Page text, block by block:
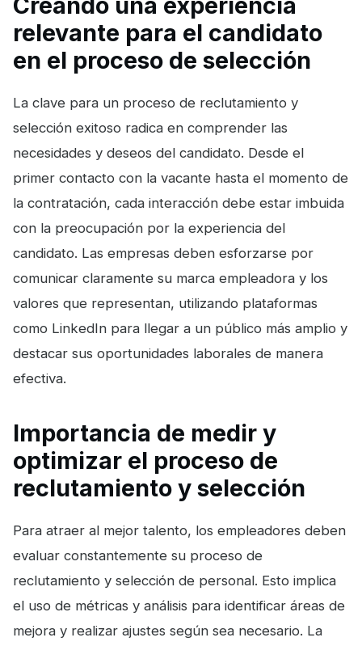
relevante para el candidato
en el proceso de selección
La clave para un proceso de reclutamiento y
selección exitoso radica en comprender las
necesidades y deseos del candidato. Desde el
primer contacto con la vacante hasta el momento de
la contratación, cada interacción debe estar imbuida
con la preocupación por la experiencia del
candidato. Las empresas deben esforzarse por
comunicar claramente su marca empleadora y los
valores que representan, utilizando plataformas
como LinkedIn para llegar a un público más amplio y
destacar sus oportunidades laborales de manera
efectiva.
Importancia de medir y
optimizar el proceso de
reclutamiento y selección
Para atraer al mejor talento, los empleadores deben
evaluar constantemente su proceso de
reclutamiento y selección de personal. Esto implica
el uso de métricas y análisis para identificar áreas de
mejora y realizar ajustes según sea necesario. La